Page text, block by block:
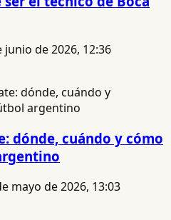
junio de 2026, 12:36
dónde, cuándo y cómo
mayo de 2026, 13:03